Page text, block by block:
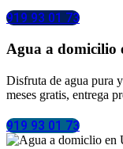
919 93 01 73
Agua a domicilio
Disfruta de agua pura
meses gratis, entrega
919 93 01 73